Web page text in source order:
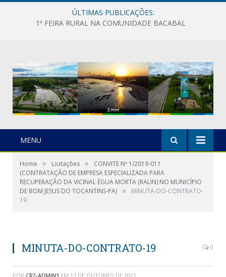
ÚLTIMAS PUBLICAÇÕES:
1ª FEIRA RURAL NA COMUNIDADE BACABAL
MENU
Home » Licitações »
CONVITE Nº 1/2019-011
(CONTRATAÇÃO DE EMPRESA ESPECIALIZADA PARA
RECUPERAÇÃO DA VICINAL ÉGUA MORTA (RALIN) NO MUNICÍPIO
DE BOM JESUS DO TOCANTINS-PA) »
MINUTA-DO-CONTRATO-
19
MINUTA-DO-CONTRATO-19 0
POR CR2-ADMIN3 EM 13 DE OUTUBRO DE 2021